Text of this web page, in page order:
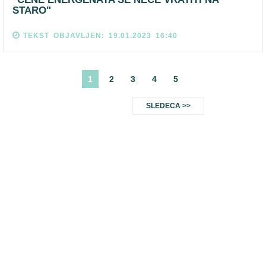
STARO"
TEKST OBJAVLJEN: 19.01.2023 16:40
1 2 3 4 5
SLEDECA >>